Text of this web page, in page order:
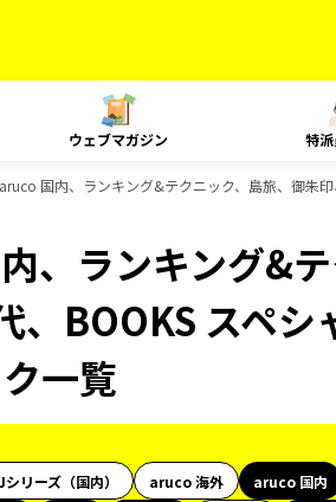
ウェブマガジン 特
国内、ランキング&テクニック、島旅、御朱
、ランキング&
、BOOKS スペシ
一覧
リーズ（国内） aruco 海外 aruco 国内